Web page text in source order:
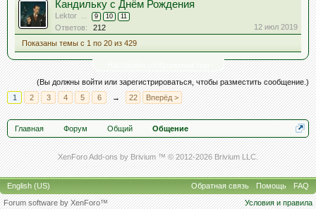
Кандильку с Днём Рождения
Lektor ... 9 10 11
Ответов: 212
12 июл 2019
Показаны темы с 1 по 20 из 429
(Вы должны войти или зарегистрироваться, чтобы разместить сообщение.)
1
2 3 4 5 6 → 22 Вперёд >
Главная Форум Общий Общение
XenForo Add-ons by Brivium ™ © 2012-2026 Brivium LLC.
English (US) Обратная связь Помощь
FAQ
Условия и правила
Forum software by XenForo™